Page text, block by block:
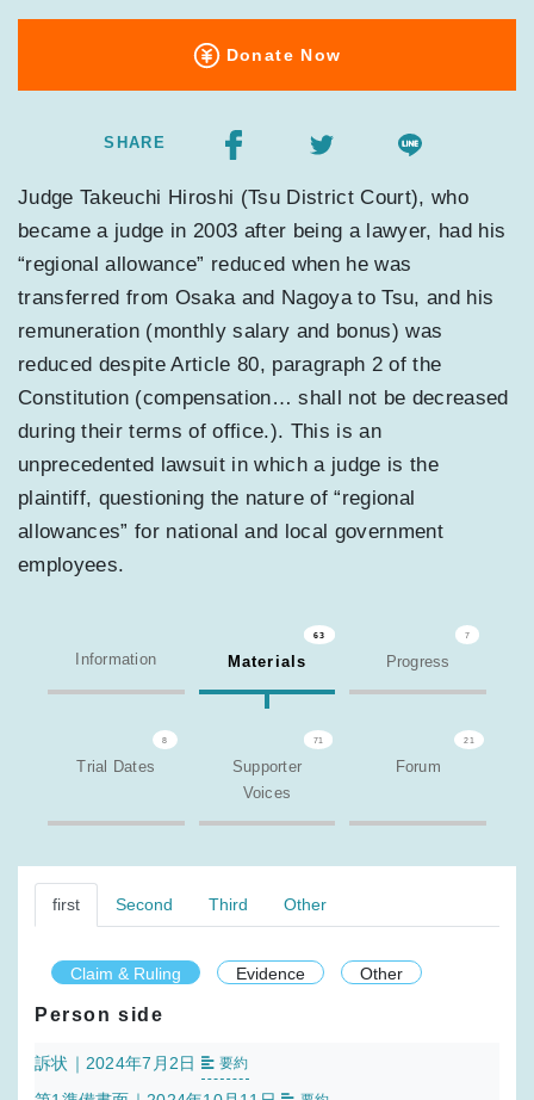
Donate Now
SHARE
Judge Takeuchi Hiroshi (Tsu District Court), who
became a judge in 2003 after being a lawyer, had his
“regional allowance” reduced when he was
transferred from Osaka and Nagoya to Tsu, and his
remuneration (monthly salary and bonus) was
reduced despite Article 80, paragraph 2 of the
Constitution (compensation… shall not be decreased
during their terms of office.). This is an
unprecedented lawsuit in which a judge is the
plaintiff, questioning the nature of “regional
allowances” for national and local government
employees.
Information
63
Materials
7
Progress
8
Trial Dates
71
Supporter
Voices
21
Forum
first Second Third Other
Claim & Ruling Evidence Other
Person side
訴状｜2024年7月2日 要約